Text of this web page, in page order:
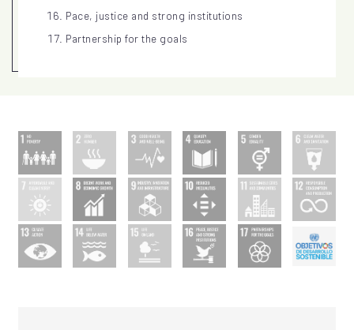
Pace, justice and strong institutions
Partnership for the goals